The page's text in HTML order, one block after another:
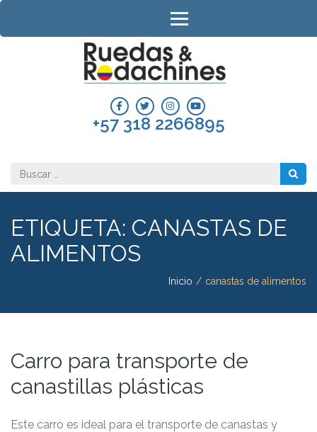
Saltar
contenido
+57 318 2266895
Buscar:
ETIQUETA: CANASTAS DE
ALIMENTOS
Inicio / canastas de alimentos
Carro para transporte de
canastillas plásticas
Este carro es ideal para el transporte de canastas y